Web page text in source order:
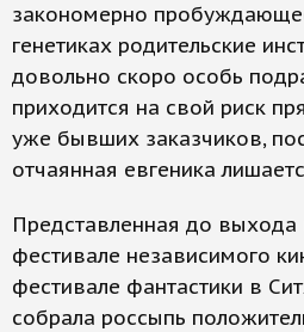
закономерно
генетиках родительские
довольно скоро особь
приходится на свой риск
уже бывших заказчиков,
отчаянная евгеника
Представленная до выхода
фестивале независимого
фестивале фантастики в
собрала россыпь